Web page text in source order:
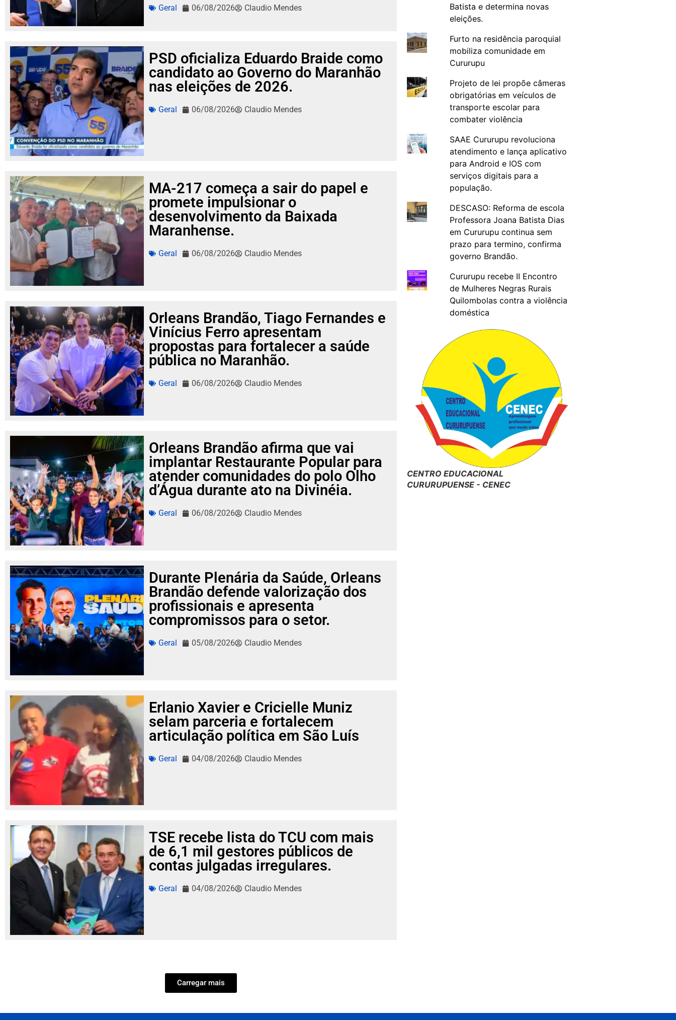
Geral 06/08/2026 Claudio Mendes
PSD oficializa Eduardo Braide como
candidato ao Governo do Maranhão
nas eleições de 2026.
Geral 06/08/2026 Claudio Mendes
MA-217 começa a sair do papel e
promete impulsionar o
desenvolvimento da Baixada
Maranhense.
Geral 06/08/2026 Claudio Mendes
Orleans Brandão, Tiago Fernandes e
Vinícius Ferro apresentam
propostas para fortalecer a saúde
pública no Maranhão.
Geral 06/08/2026 Claudio Mendes
Orleans Brandão afirma que vai
implantar Restaurante Popular para
atender comunidades do polo Olho
d’Água durante ato na Divinéia.
Geral 06/08/2026 Claudio Mendes
Durante Plenária da Saúde, Orleans
Brandão defende valorização dos
profissionais e apresenta
compromissos para o setor.
Geral 05/08/2026 Claudio Mendes
Erlanio Xavier e Cricielle Muniz
selam parceria e fortalecem
articulação política em São Luís
Geral 04/08/2026 Claudio Mendes
TSE recebe lista do TCU com mais
de 6,1 mil gestores públicos de
contas julgadas irregulares.
Geral 04/08/2026 Claudio Mendes
Carregar mais
Batista e determina novas
eleições.
Furto na residência paroquial
mobiliza comunidade em
Cururupu
Projeto de lei propõe câmeras
obrigatórias em veículos de
transporte escolar para
combater violência
SAAE Cururupu revoluciona
atendimento e lança aplicativo
para Android e IOS com
serviços digitais para a
população.
DESCASO: Reforma de escola
Professora Joana Batista Dias
em Cururupu continua sem
prazo para termino, confirma
governo Brandão.
Cururupu recebe II Encontro
de Mulheres Negras Rurais
Quilombolas contra a violência
doméstica
CENTRO EDUCACIONAL
CURURUPUENSE - CENEC